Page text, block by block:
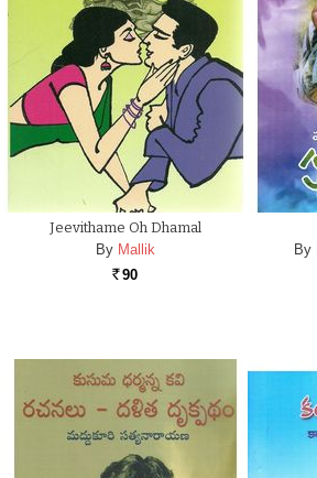
Jeevithame Oh Dhamal
By Mallik
Rs. 90
By